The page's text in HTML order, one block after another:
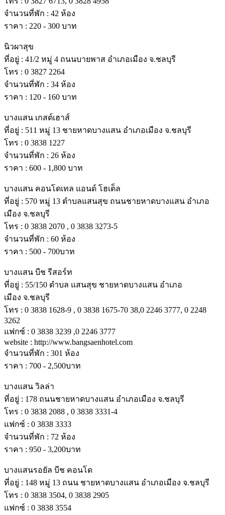
จํานวนที่พัก : 42 ห้อง
ราคา : 220 - 300 บาท
นิวผาสุข
ที่อยู่ : 41/2 หมู่ 4 ถนนบายพาส อําเภอเมือง จ.ชลบุรี
โทร : 0 3827 2264
จํานวนที่พัก : 34 ห้อง
ราคา : 120 - 160 บาท
บางแสน เกสต์เฮาส์
ที่อยู่ : 511 หมู่ 13 ชายหาดบางแสน อําเภอเมือง จ.ชลบุรี
โทร : 0 3838 1227
จํานวนที่พัก : 26 ห้อง
ราคา : 600 - 1,800 บาท
บางแสน คอนโดเทล แอนด์ โฮเต็ล
ที่อยู่ : 570 หมู่ 13 ตําบลแสนสุข ถนนชายหาดบางแสน อําเภอ
เมือง จ.ชลบุรี
โทร : 0 3838 2070 , 0 3838 3273-5
จํานวนที่พัก : 60 ห้อง
ราคา : 500 - 700บาท
บางแสน บีช รีสอร์ท
ที่อยู่ : 55/150 ตําบล แสนสุข ชายหาดบางแสน อําเภอ
เมือง จ.ชลบุรี
โทร : 0 3838 1628-9 , 0 3838 1675-70 38,0 2246 3777, 0 2248
3262
แฟกซ์ : 0 3838 3239 ,0 2246 3777
website : http://www.bangsaenhotel.com
จํานวนที่พัก : 301 ห้อง
ราคา : 700 - 2,500บาท
บางแสน วิลล่า
ที่อยู่ : 178 ถนนชายหาดบางแสน อําเภอเมือง จ.ชลบุรี
โทร : 0 3838 2088 , 0 3838 3331-4
แฟกซ์ : 0 3838 3333
จํานวนที่พัก : 72 ห้อง
ราคา : 950 - 3,200บาท
บางแสนรอยัล บีช คอนโด
ที่อยู่ : 148 หมู่ 13 ถนน ชายหาดบางแสน อําเภอเมือง จ.ชลบุรี
โทร : 0 3838 3504, 0 3838 2905
แฟกซ์ : 0 3838 3554